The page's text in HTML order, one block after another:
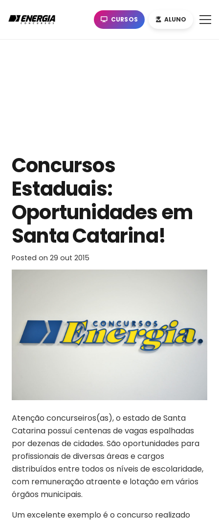
CURSOS ALUNO
Concursos
Estaduais:
Oportunidades em
Santa Catarina!
Posted on 29 out 2015
Atenção concurseiros(as), o estado de Santa
Catarina possuí centenas de vagas espalhadas
por dezenas de cidades. São oportunidades para
profissionais de diversas áreas e cargos
distribuídos entre todos os níveis de escolaridade,
com remuneração atraente e lotação em vários
órgãos municipais.
Um excelente exemplo é o concurso realizado